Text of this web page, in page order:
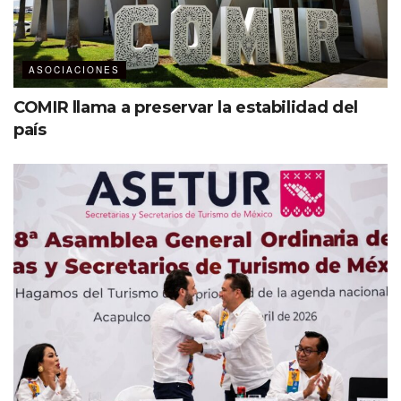
ASOCIACIONES
COMIR llama a preservar la estabilidad del
país